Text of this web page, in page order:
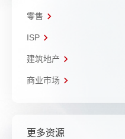
零售
ISP
建筑地产
商业市场
更多资源